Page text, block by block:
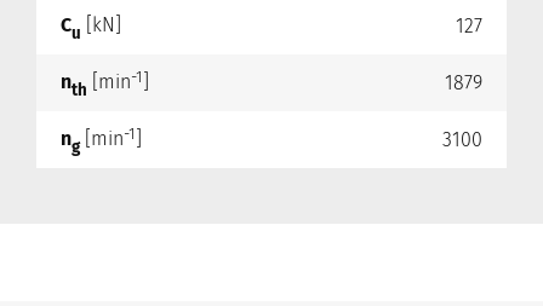
Cu [kN] 127
nth [min-1 1879
ng[min-1 3100